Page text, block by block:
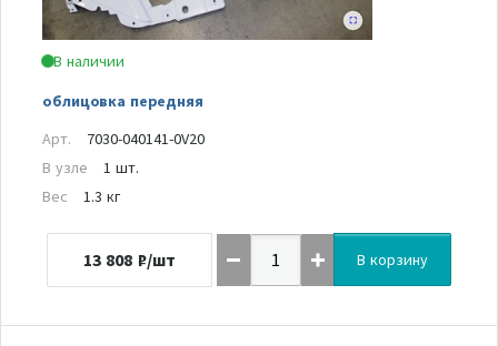
В наличии
облицовка передняя
Арт.
7030-040141-0V20
В узле
1 шт.
Вес
1.3 кг
13 808 ₽/шт В корзину